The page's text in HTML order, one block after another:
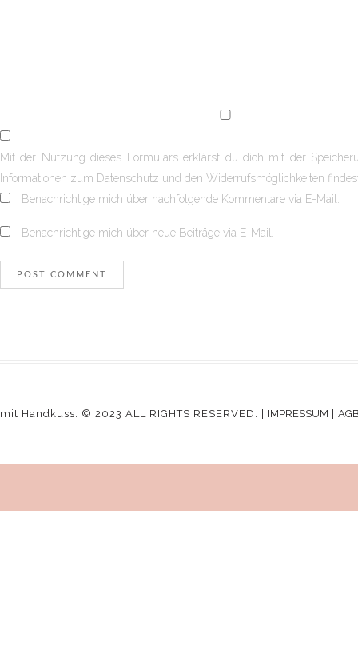
Mit der Nutzung dieses Formulars erklärst du dich mit der
Informationen zum Datenschutz und den Widerrufsmöglichkeiten
Benachrichtige mich über nachfolgende Kommentare via E-Mail.
Benachrichtige mich über neue Beiträge via E-Mail.
mit Handkuss. © 2023 ALL RIGHTS RESERVED. | IMPRESSUM